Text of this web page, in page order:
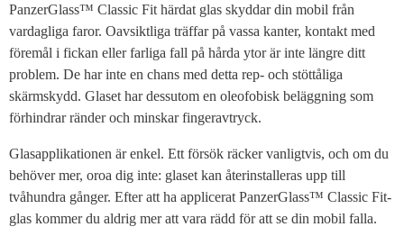
PanzerGlass™ Classic Fit härdat glas skyddar din mobil från
vardagliga faror. Oavsiktliga träffar på vassa kanter, kontakt med
föremål i fickan eller farliga fall på hårda ytor är inte längre ditt
problem. De har inte en chans med detta rep- och stöttåliga
skärmskydd. Glaset har dessutom en oleofobisk beläggning som
förhindrar ränder och minskar fingeravtryck.
Glasapplikationen är enkel. Ett försök räcker vanligtvis, och om du
behöver mer, oroa dig inte: glaset kan återinstalleras upp till
tvåhundra gånger. Efter att ha applicerat PanzerGlass™ Classic Fit-
glas kommer du aldrig mer att vara rädd för att se din mobil falla.